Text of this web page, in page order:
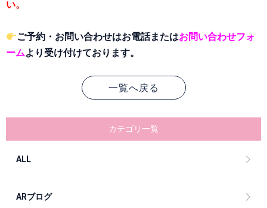
い。
ご予約・お問い合わせはお電話またはお問い合わせフォ
ームより受け付けております。
一覧へ戻る
カテゴリ一覧
ALL
ARブログ